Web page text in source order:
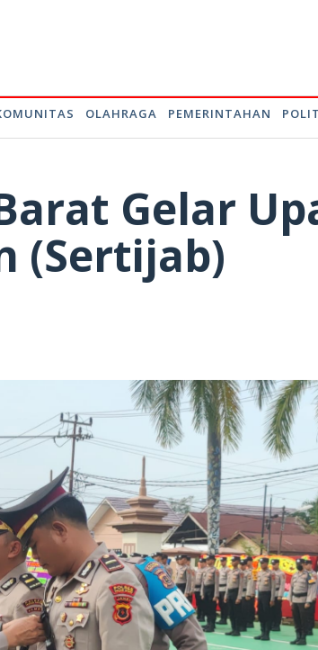
OLAHRAGA PEMERINTAHAN
Gelar
(Sertijab)